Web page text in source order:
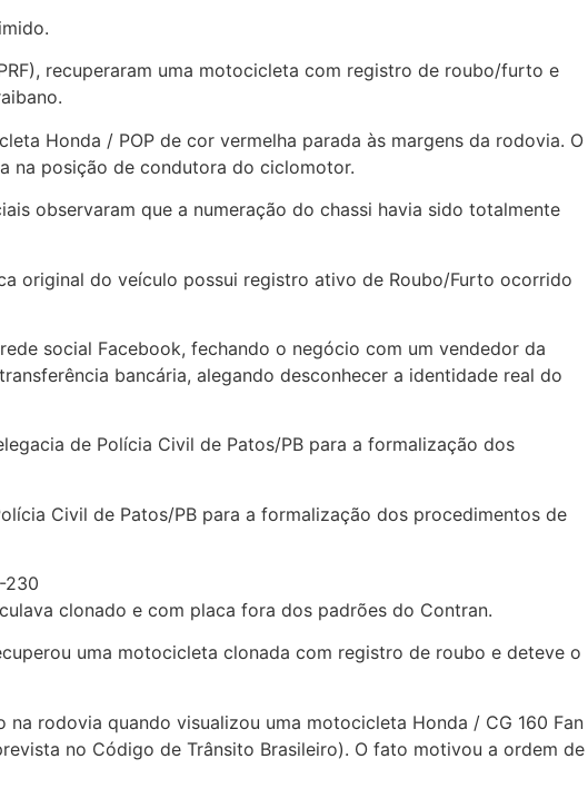
recuperaram uma motocicleta com registro de roubo/furto e
Honda / POP de cor vermelha parada às margens da rodovia. O
na posição de condutora do ciclomotor.
observaram que a numeração do chassi havia sido totalmente
original do veículo possui registro ativo de Roubo/Furto ocorrido
social Facebook, fechando o negócio com um vendedor da
bancária, alegando desconhecer a identidade real do
de Polícia Civil de Patos/PB para a formalização dos
Civil de Patos/PB para a formalização dos procedimentos de
230
clonado e com placa fora dos padrões do Contran.
uma motocicleta clonada com registro de roubo e deteve o
rodovia quando visualizou uma motocicleta Honda / CG 160 Fan
no Código de Trânsito Brasileiro). O fato motivou a ordem de